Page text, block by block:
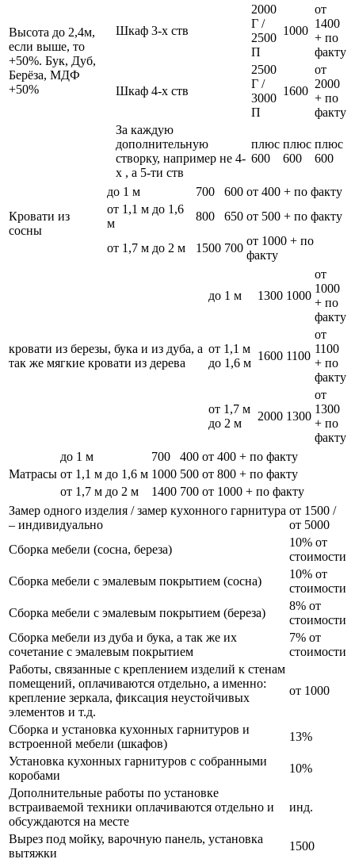
Высота до 2,4м,
если выше, то
+50%. Бук, Дуб,
Берёза, МДФ
+50%
Шкаф 3-х ств
2000
Г /
2500
П
1000
от
1400
+ по
факту
Шкаф 4-х ств
2500
Г /
3000
П
1600
от
2000
+ по
факту
За каждую
дополнительную
створку, например не 4-
х , а 5-ти ств
плюс
600
плюс
600
плюс
600
Кровати из
сосны
до 1 м 700 600 от 400 + по факту
от 1,1 м до 1,6
м
800 650 от 500 + по факту
от 1,7 м до 2 м 1500 700
от 1000 + по
факту
кровати из березы, бука и из дуба, а
так же мягкие кровати из дерева
до 1 м 1300 1000
от
1000
+ по
факту
от 1,1 м
до 1,6 м
1600 1100
от
1100
+ по
факту
от 1,7 м
до 2 м
2000 1300
от
1300
+ по
факту
Матрасы
до 1 м 700 400 от 400 + по факту
от 1,1 м до 1,6 м 1000 500 от 800 + по факту
от 1,7 м до 2 м
1400 700 от 1000 + по факту
Замер одного изделия / замер кухонного гарнитура
– индивидуально
от 1500 /
от 5000
Сборка мебели (сосна, береза)
10% от
стоимости
Сборка мебели с эмалевым покрытием (сосна)
10% от
стоимости
Сборка мебели с эмалевым покрытием (береза)
8% от
стоимости
Сборка мебели из дуба и бука, а так же их
сочетание с эмалевым покрытием
7% от
стоимости
Работы, связанные с креплением изделий к стенам
помещений, оплачиваются отдельно, а именно:
крепление зеркала, фиксация неустойчивых
элементов и т.д.
от 1000
Сборка и установка кухонных гарнитуров и
встроенной мебели (шкафов)
13%
Установка кухонных гарнитуров с собранными
коробами
10%
Дополнительные работы по установке
встраиваемой техники оплачиваются отдельно и
обсуждаются на месте
инд.
Вырез под мойку, варочную панель, установка
вытяжки
1500